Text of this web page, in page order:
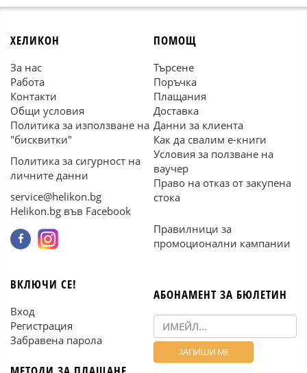
ХЕЛИКОН
За нас
Работа
Контакти
Общи условия
Политика за използване на
"бисквитки"
Политика за сигурност на
личните данни
service@helikon.bg
Helikon.bg във Facebook
ПОМОЩ
Търсене
Поръчка
Плащания
Доставка
Данни за клиента
Как да свалим е-книги
Условия за ползване на
ваучер
Право на отказ от закупена
стока
Правилници за
промоционални кампании
ВКЛЮЧИ СЕ!
Вход
Регистрация
Забравена парола
АБОНАМЕНТ ЗА БЮЛЕТИН